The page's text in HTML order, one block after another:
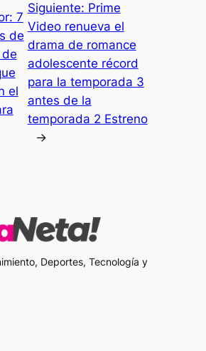
7
de
el
Siguiente: Prime
Video renueva el
drama de romance
adolescente récord
para la temporada 3
antes de la
temporada 2 Estreno
→
Deportes, Tecnología y